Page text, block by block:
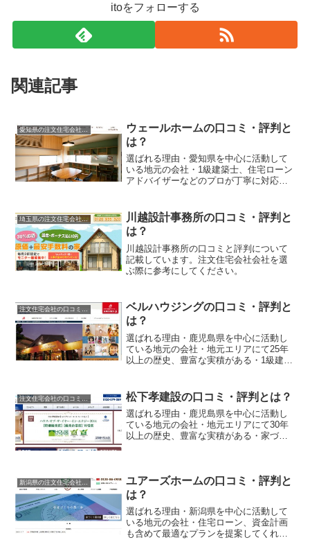
itoをフォローする
関連記事
愛知県の注文住宅会社の口コミと評判
ウェールホームの口コミ・評判と
は？
選ばれる理由・愛知県を中心に活動して
いる地元の会社・1級建築士、住宅ローン
アドバイザーなどのプロが丁寧に対応・
に拘った質の高い家づくりを提供ウェー
ルホームの特徴について...
埼玉県の注文住宅会社の口コミと評判
川越設計事務所の口コミ・評判と
は？
川越設計事務所の口コミと評判について
記載しています。注文住宅会社会社を選
ぶ際に参考にしてください。
ベルハウジングの口コミ・評判と
は？
選ばれる理由・鹿児島県を中心に活動し
ている地元の会社・地元エリアにて25年
以上の歴史、豊富な実積がある・1級建築
が可能ベルハウジングの特徴についてベ
ルハウジングの口コミ...
注文住宅会社の口コミと評判 松下孝建設の口コミ・評判とは？
選ばれる理由・鹿児島県を中心に活動し
ている地元の会社・地元エリアにて30年
以上の歴史、豊富な実積がある・家づく
能松下孝建設の特徴につい...
新潟県の注文住宅会社の口コミと評判
ユアーズホームの口コミ・評判と
は？
選ばれる理由・新潟県を中心に活動して
いる地元の会社・住宅ローン、資金計画
も含めて最適なプランを提案してくれ